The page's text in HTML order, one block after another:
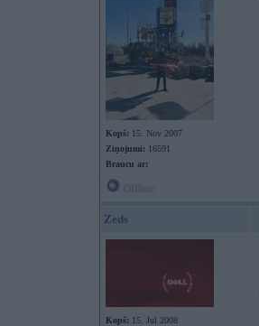
Kopš: 15. Nov 2007
Ziņojumi: 16591
Braucu ar:
Zeds
Kopš: 15. Jul 2008